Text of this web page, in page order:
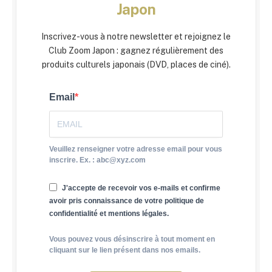
Japon
Inscrivez-vous à notre newsletter et rejoignez le
Club Zoom Japon : gagnez régulièrement des
produits culturels japonais (DVD, places de ciné).
Email
Veuillez renseigner votre adresse email pour vous
inscrire. Ex. : abc@xyz.com
J'accepte de recevoir vos e-mails et confirme
avoir pris connaissance de votre politique de
confidentialité et mentions légales.
Vous pouvez vous désinscrire à tout moment en
cliquant sur le lien présent dans nos emails.